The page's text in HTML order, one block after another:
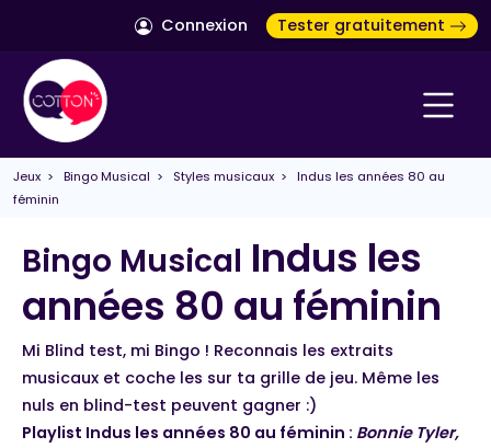
Connexion Tester gratuitement
Jeux > Bingo Musical > Styles musicaux > Indus les années 80 au
féminin
Bingo Musical Indus les
années 80 au féminin
Mi Blind test, mi Bingo ! Reconnais les extraits
musicaux et coche les sur ta grille de jeu. Même les
nuls en blind-test peuvent gagner :)
Playlist Indus les années 80 au féminin : Bonnie Tyler,